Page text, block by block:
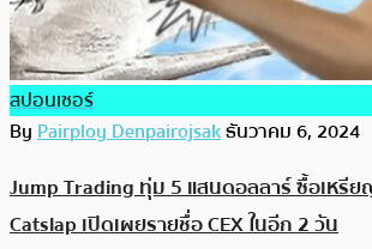
สปอนเซอร์
ByPairploy Denpairojsakธันวาคม 6, 2024
Jump Trading ทุ่ม 5 แสนดอลลาร์ ซื้อเหรี
Catslap เปิดเผยรายชื่อ CEX ในอีก 2 วัน